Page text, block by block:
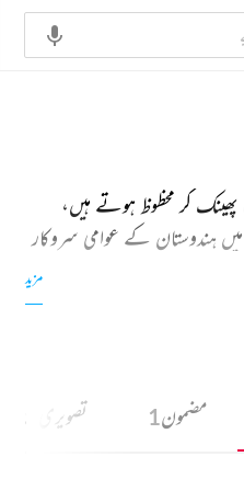
کر محظوظ ہوتے ہیں،
ہندوستان کے عوامی سروکار
مزید
مضمون1 تصویری شاعری